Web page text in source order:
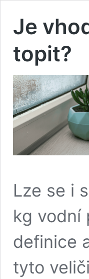
Je
topit?
Lze se i
kg vodní
definice
tyto